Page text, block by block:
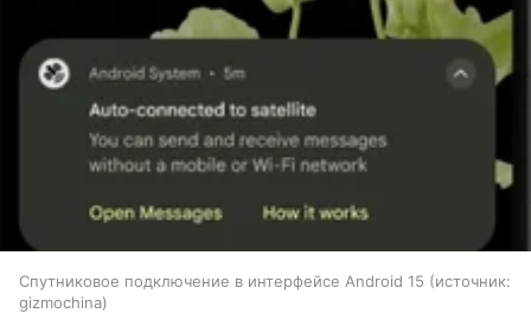
Спутниковое подключение в интерфейсе Android 15
источник:
gizmochina